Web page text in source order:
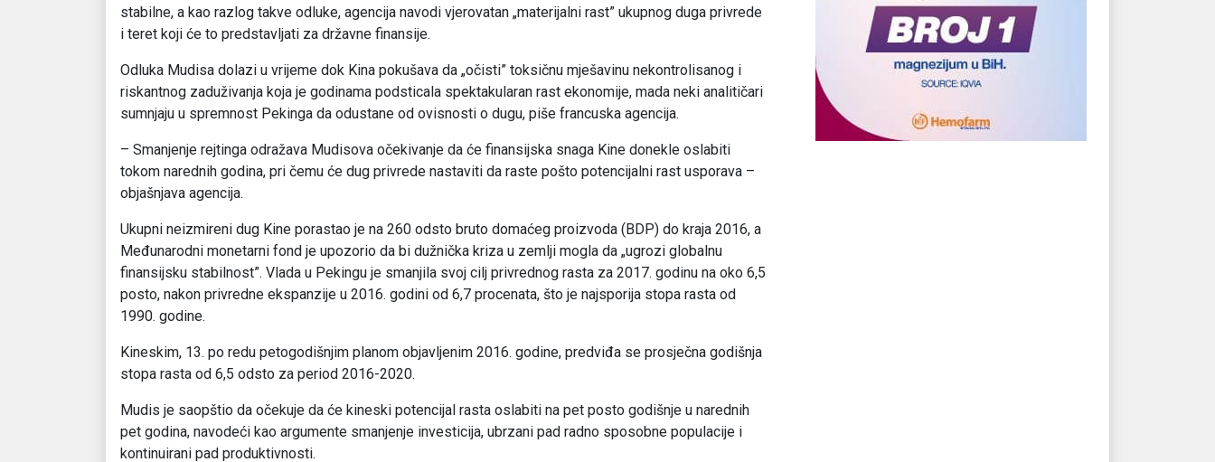
stabilne, a kao razlog takve odluke, agencija navodi vjerovatan „materijalni rast” ukupnog duga privrede
i teret koji će to predstavljati za državne finansije.
Odluka Mudisa dolazi u vrijeme dok Kina pokušava da „očisti” toksičnu mješavinu nekontrolisanog i
riskantnog zaduživanja koja je godinama podsticala spektakularan rast ekonomije, mada neki analitičari
sumnjaju u spremnost Pekinga da odustane od ovisnosti o dugu, piše francuska agencija.
– Smanjenje rejtinga odražava Mudisova očekivanje da će finansijska snaga Kine donekle oslabiti
tokom narednih godina, pri čemu će dug privrede nastaviti da raste pošto potencijalni rast usporava –
objašnjava agencija.
Ukupni neizmireni dug Kine porastao je na 260 odsto bruto domaćeg proizvoda (BDP) do kraja 2016, a
Međunarodni monetarni fond je upozorio da bi dužnička kriza u zemlji mogla da „ugrozi globalnu
finansijsku stabilnost”. Vlada u Pekingu je smanjila svoj cilj privrednog rasta za 2017. godinu na oko 6,5
posto, nakon privredne ekspanzije u 2016. godini od 6,7 procenata, što je najsporija stopa rasta od
1990. godine.
Kineskim, 13. po redu petogodišnjim planom objavljenim 2016. godine, predviđa se prosječna godišnja
stopa rasta od 6,5 odsto za period 2016-2020.
Mudis je saopštio da očekuje da će kineski potencijal rasta oslabiti na pet posto godišnje u narednih
pet godina, navodeći kao argumente smanjenje investicija, ubrzani pad radno sposobne populacije i
kontinuirani pad produktivnosti.